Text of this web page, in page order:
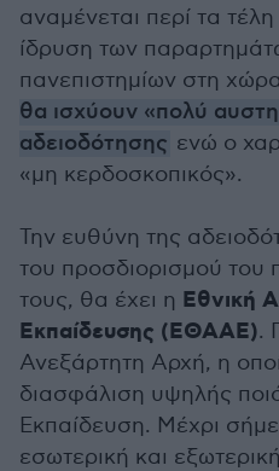
αναμένεται περί τα
ίδρυση των
πανεπιστημίων στη
θα ισχύουν «πολύ
αδειοδότησης ενώ ο
«μη κερδοσκοπικός».
Την ευθύνη της
του προσδιορισμού του
τους, θα έχει η Εθνική
Εκπαίδευσης (ΕΘΑΑΕ).
Ανεξάρτητη Αρχή, η
διασφάλιση υψηλής
Εκπαίδευση. Μέχρι
εσωτερική και